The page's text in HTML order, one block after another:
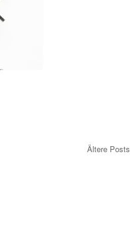
Ältere Posts